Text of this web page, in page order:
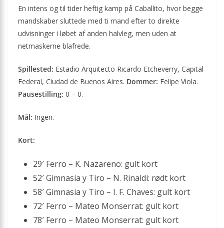
En intens og til tider heftig kamp på Caballito, hvor begge
mandskaber sluttede med ti mand efter to direkte
udvisninger i løbet af anden halvleg, men uden at
netmaskerne blafrede.
Spillested: Estadio Arquitecto Ricardo Etcheverry, Capital
Federal, Ciudad de Buenos Aires. Dommer: Felipe Viola.
Pausestilling: 0 – 0.
Mål: Ingen.
Kort:
29′ Ferro – K. Nazareno: gult kort
52′ Gimnasia y Tiro – N. Rinaldi: rødt kort
58′ Gimnasia y Tiro – I. F. Chaves: gult kort
72′ Ferro – Mateo Monserrat: gult kort
78′ Ferro – Mateo Monserrat: gult kort